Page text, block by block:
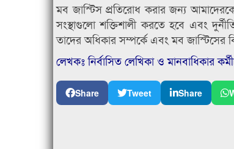
মব জাস্টিস প্রতিরোধ করার জন্য
সংস্থাগুলো শক্তিশালী করতে হবে এবং
তাদের অধিকার সম্পর্কে এবং মব জাস্টিসের
লেখকঃ নির্বাসিত লেখিকা ও মানবাধিকার
Share Tweet Share